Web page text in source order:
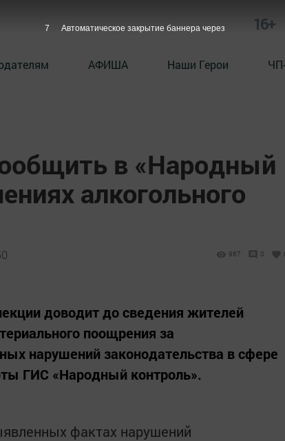
16+
АФИША Наши Герои
в «Народный
алкогольного
967 0
доводит до сведения жителей
поощрения за
нарушений законодательства в сфере
ГИС «Народный контроль».
фактах нарушений
6 Автоматическое закрытие баннера через